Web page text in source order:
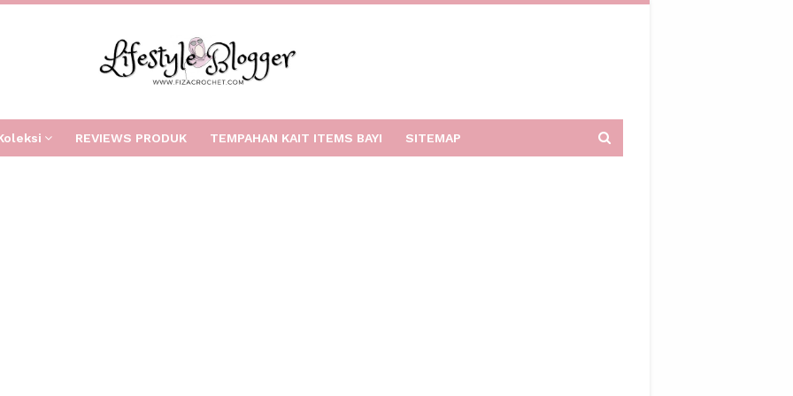
REVIEWS PRODUK TEMPAHAN KAIT ITEMS BAYI SITEMAP